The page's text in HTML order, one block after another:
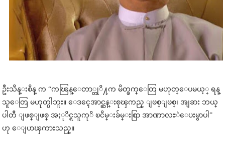
ဦးသိန္းစိန္ က “ကၽြန္ေတာ္တုိ႔က မိတ္ဖက္ေတြ မဟုတ္ေပမယ့္ ရန္
သူေတြ မဟုတ္ပါဘူး။ ေဒၚေအာင္ဆန္းစုၾကည္ ျဖစ္ျဖစ္၊ အျခား ဘယ္
ပါတီ ျဖစ္ျဖစ္ အႏုိင္ရသူကုိ ၿငိမ္းခ်မ္းစြာ အာဏာလႊဲေပးမွာပါ”
ဟု ေျပာၾကားသည္။